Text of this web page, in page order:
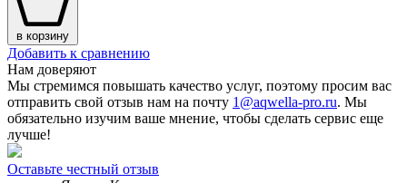
в корзину
Добавить к сравнению
Нам доверяют
Мы стремимся повышать качество услуг, поэтому просим вас
отправить свой отзыв нам на почту 1@aqwella-pro.ru. Мы
обязательно изучим ваше мнение, чтобы сделать сервис еще
лучше!
Оставьте честный отзыв